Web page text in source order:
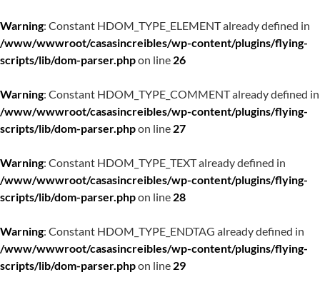
Warning: Constant HDOM_TYPE_ELEMENT already defined in
/www/wwwroot/casasincreibles/wp-content/plugins/flying-
scripts/lib/dom-parser.phpon line 26
Warning: Constant HDOM_TYPE_COMMENT already defined in
/www/wwwroot/casasincreibles/wp-content/plugins/flying-
scripts/lib/dom-parser.phpon line 27
Warning: Constant HDOM_TYPE_TEXT already defined in
/www/wwwroot/casasincreibles/wp-content/plugins/flying-
scripts/lib/dom-parser.phpon line 28
Warning: Constant HDOM_TYPE_ENDTAG already defined in
/www/wwwroot/casasincreibles/wp-content/plugins/flying-
scripts/lib/dom-parser.phpon line 29